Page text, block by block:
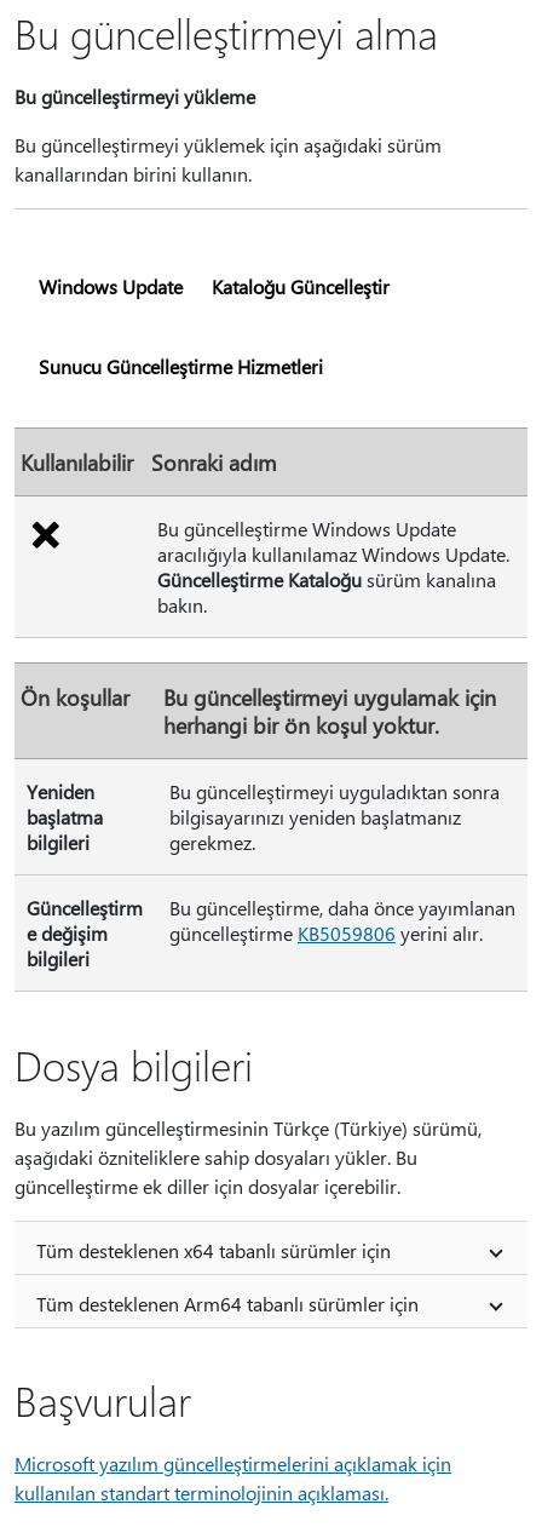
Bu güncelleştirmeyi alma
Bu güncelleştirmeyi yükleme
Bu güncelleştirmeyi yüklemek için aşağıdaki sürüm
kanallarından birini kullanın.
Windows Update Kataloğu Güncelleştir
Sunucu Güncelleştirme Hizmetleri
Kullanılabilir Sonraki adım
Bu güncelleştirme Windows Update
aracılığıyla kullanılamaz Windows Update.
Güncelleştirme Kataloğusürüm kanalına
bakın.
Ön koşullar
Bu güncelleştirmeyi uygulamak için
herhangi bir ön koşul yoktur.
Yeniden
başlatma
bilgileri
Bu güncelleştirmeyi uyguladıktan sonra
bilgisayarınızı yeniden başlatmanız
gerekmez.
Güncelleştirm
e değişim
bilgileri
Bu güncelleştirme, daha önce yayımlanan
güncelleştirme KB5059806 yerini alır.
Dosya bilgileri
Bu yazılım güncelleştirmesinin Türkçe (Türkiye) sürümü,
aşağıdaki özniteliklere sahip dosyaları yükler. Bu
güncelleştirme ek diller için dosyalar içerebilir.
Tüm desteklenen x64 tabanlı sürümler için
Tüm desteklenen Arm64 tabanlı sürümler için
Başvurular
Microsoft yazılım güncelleştirmelerini açıklamak için
kullanılan standart terminolojinin açıklaması.